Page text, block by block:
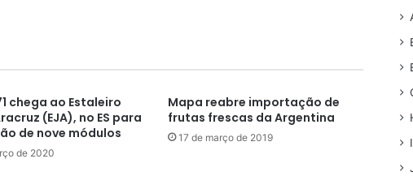
chega ao Estaleiro
(EJA), no ES para
de nove módulos
de 2020
Mapa reabre importação de
frutas frescas da Argentina
17 de março de 2019